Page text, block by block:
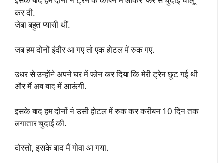
कर दी.
जेबा बहुत प्यासी थीं.
जब हम दोनों इंदौर आ गए तो एक होटल में रुक गए.
उधर से उन्होंने अपने घर में फोन कर दिया कि मेरी ट्रेन छूट गई थी
और मैं अब बाद में आऊंगी.
इसके बाद हम दोनों ने उसी होटल में रुक कर करीबन 10 दिन तक
लगातार चुदाई की.
दोस्तो, इसके बाद मैं गोवा आ गया.